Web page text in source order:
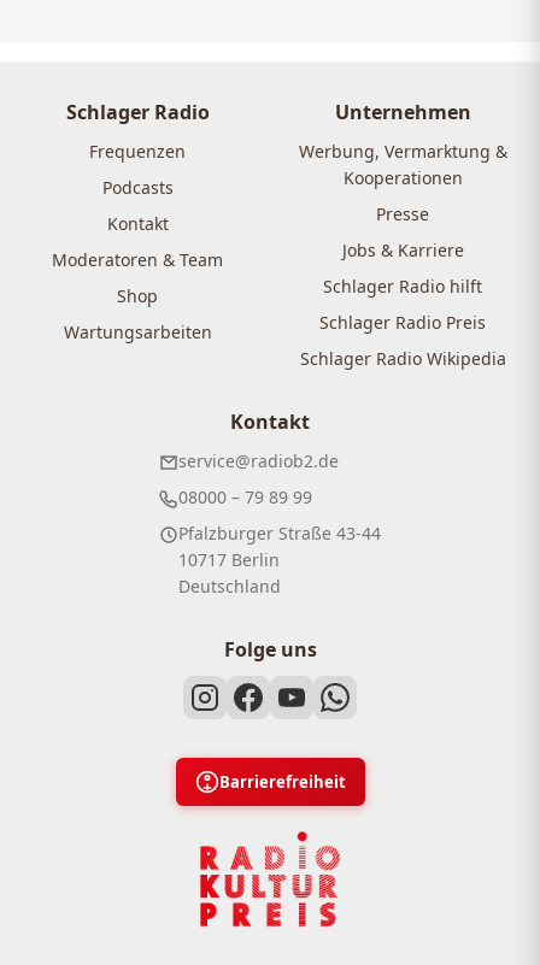
Schlager Radio
Frequenzen
Podcasts
Kontakt
Moderatoren & Team
Shop
Wartungsarbeiten
Unternehmen
Werbung, Vermarktung &
Kooperationen
Presse
Jobs & Karriere
Schlager Radio hilft
Schlager Radio Preis
Schlager Radio Wikipedia
Kontakt
service@radiob2.de
08000 – 79 89 99
Pfalzburger Straße 43-44
10717 Berlin
Deutschland
Folge uns
Barrierefreiheit